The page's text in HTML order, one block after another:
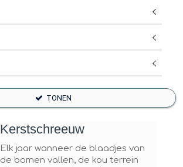
TONEN
Kerstschreeuw
Elk jaar wanneer de blaadjes van
de bomen vallen, de kou terrein